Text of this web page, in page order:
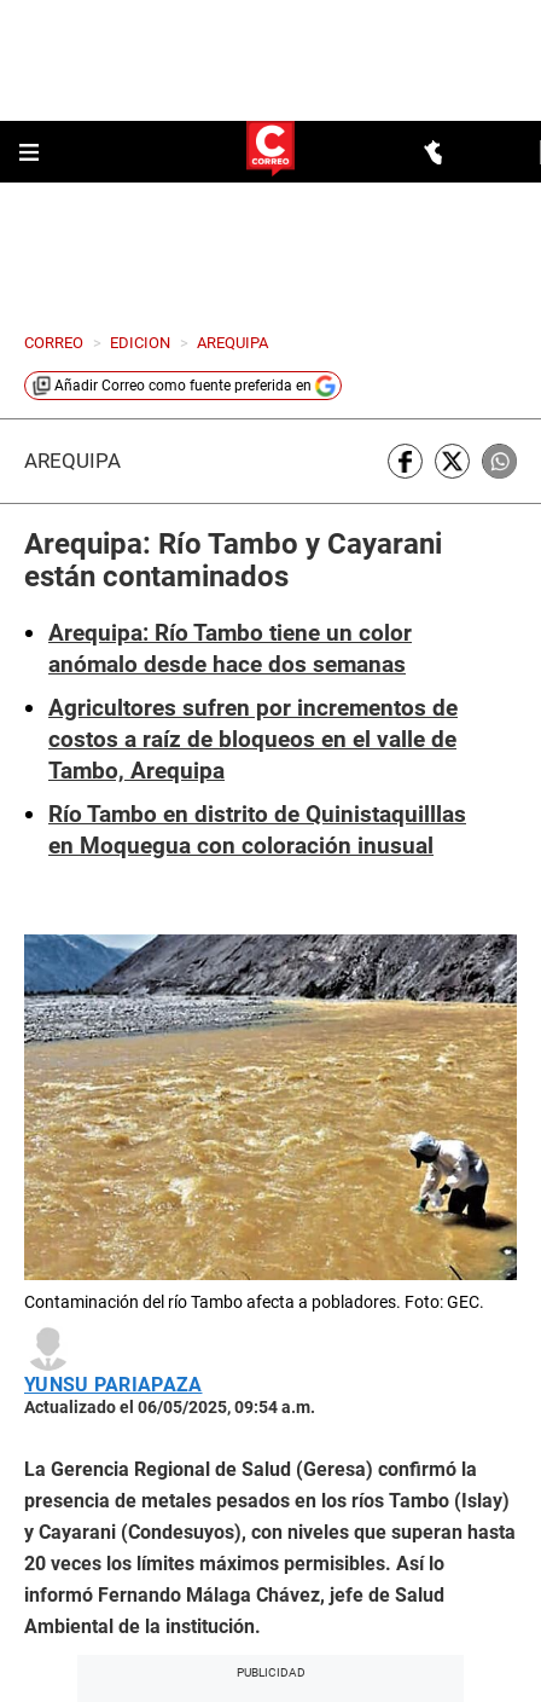
CORREO > EDICION > AREQUIPA
Añadir Correo como fuente preferida en
AREQUIPA
Arequipa: Río Tambo y Cayarani
están contaminados
Arequipa: Río Tambo tiene un color
anómalo desde hace dos semanas
Agricultores sufren por incrementos de
costos a raíz de bloqueos en el valle de
Tambo, Arequipa
Río Tambo en distrito de Quinistaquilllas
en Moquegua con coloración inusual
Contaminación del río Tambo afecta a pobladores. Foto: GEC.
YUNSU PARIAPAZA
Actualizado el 06/05/2025, 09:54 a.m.
La Gerencia Regional de Salud (Geresa) confirmó la
presencia de metales pesados en los ríos Tambo (Islay)
y Cayarani (Condesuyos), con niveles que superan hasta
20 veces los límites máximos permisibles. Así lo
informó Fernando Málaga Chávez, jefe de Salud
Ambiental de la institución.